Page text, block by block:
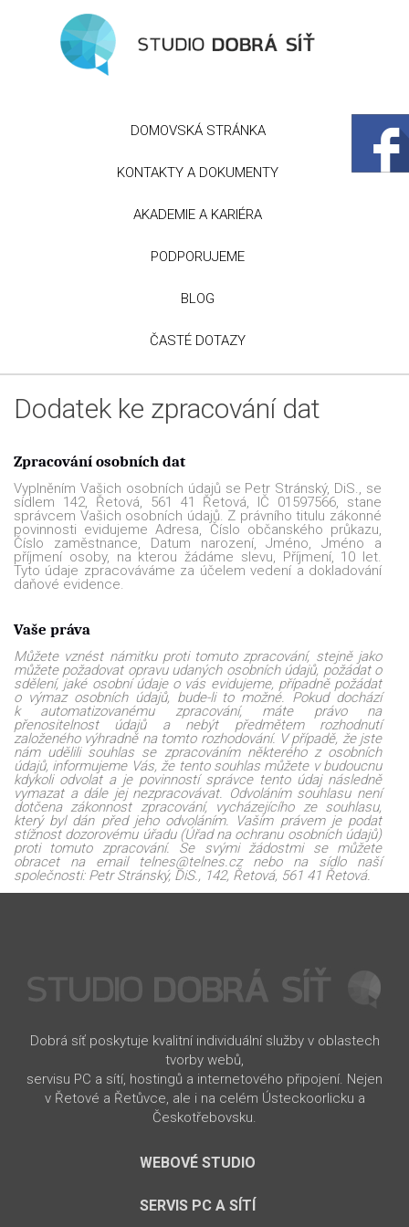
DOMOVSKÁ STRÁNKA
KONTAKTY A DOKUMENTY
AKADEMIE A KARIÉRA
PODPORUJEME
BLOG
ČASTÉ DOTAZY
Dodatek ke zpracování dat
Zpracování osobních dat
Vyplněním Vašich osobních údajů se Petr Stránský, DiS., se
sídlem 142, Řetová, 561 41 Řetová, IČ 01597566, stane
správcem Vašich osobních údajů. Z právního titulu zákonné
povinnosti evidujeme Adresa, Číslo občanského průkazu,
Číslo zaměstnance, Datum narození, Jméno, Jméno a
příjmení osoby, na kterou žádáme slevu, Příjmení, 10 let.
Tyto údaje zpracováváme za účelem vedení a dokladování
daňové evidence.
Vaše práva
Můžete vznést námitku proti tomuto zpracování, stejně jako
můžete požadovat opravu udaných osobních údajů, požádat o
sdělení, jaké osobní údaje o vás evidujeme, případně požádat
o výmaz osobních údajů, bude-li to možné. Pokud dochází
k automatizovanému zpracování, máte právo na
přenositelnost údajů a nebýt předmětem rozhodnutí
založeného výhradně na tomto rozhodování. V případě, že jste
nám udělili souhlas se zpracováním některého z osobních
údajů, informujeme Vás, že tento souhlas můžete v budoucnu
kdykoli odvolat a je povinností správce tento údaj následně
vymazat a dále jej nezpracovávat. Odvoláním souhlasu není
dotčena zákonnost zpracování, vycházejícího ze souhlasu,
který byl dán před jeho odvoláním. Vaším právem je podat
stížnost dozorovému úřadu (Úřad na ochranu osobních údajů)
proti tomuto zpracování. Se svými žádostmi se můžete
obracet na email telnes@telnes.cz nebo na sídlo naší
společnosti: Petr Stránský, DiS., 142, Řetová, 561 41 Řetová.
Dobrá síť poskytuje kvalitní individuální služby v oblastech
tvorby webů,
servisu PC a sítí, hostingů a internetového připojení. Nejen
v Řetové a Řetůvce, ale i na celém Ústeckoorlicku a
Českotřebovsku.
WEBOVÉ STUDIO
SERVIS PC A SÍTÍ